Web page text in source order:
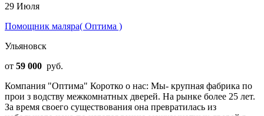
29 Июля
Помощник маляра( Оптима )
Ульяновск
от 59 000 руб.
Компания "Оптима" Коротко о нас: Мы- крупная фабрика по
прои з водству межкомнатных дверей. На рынке более 25 лет.
За время своего существования она превратилась из